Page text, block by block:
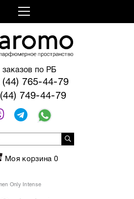
заказов по РБ
(44) 765-44-79
749-44-79
Моя корзина 0
Only Intense